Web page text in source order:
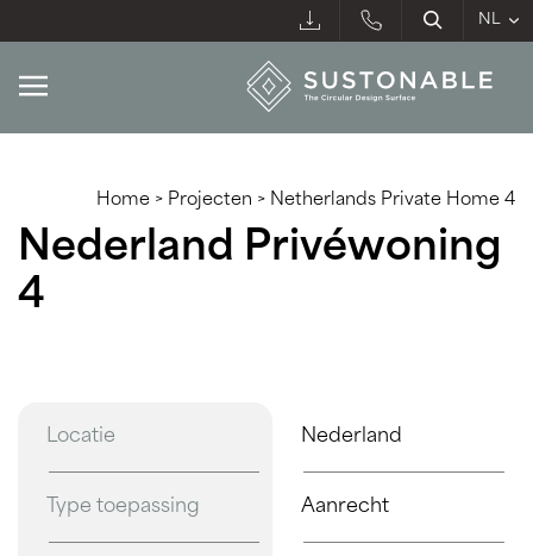
Home > Projecten > Netherlands Private Home 4
Nederland Privéwoning
4
Locatie Nederland
Type toepassing Aanrecht